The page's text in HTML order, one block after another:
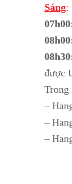
Sáng:
được
Trong
–
–
–